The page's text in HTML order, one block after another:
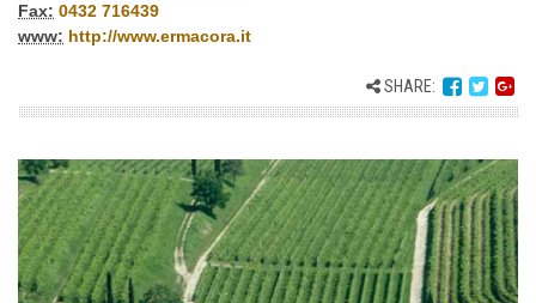
Fax: 0432 716439
www: http://www.ermacora.it
SHARE: